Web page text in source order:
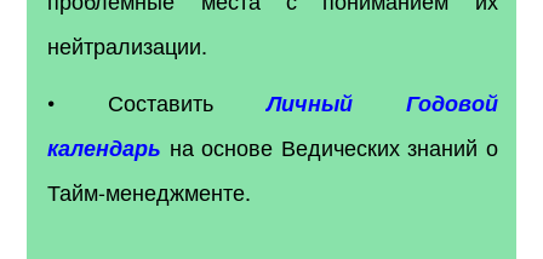
нейтрализации.
• СоставитьЛичный Годовой
календарь на основе Ведических знаний о
Тайм-менеджменте.